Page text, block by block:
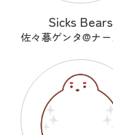
Sicks Bears